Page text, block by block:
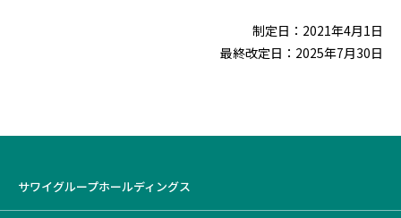
制定日：2021年4月1日
最終改定日：2025年7月30日
サワイグループホールディングス